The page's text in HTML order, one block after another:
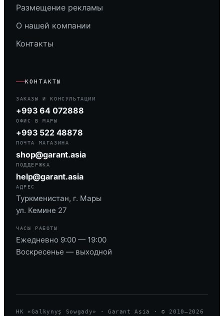
Размещение рекламы
О нашей компании
Контакты
КОНТАКТЫ
ЗАКАЗЫ И КОНСУЛЬТАЦИИ
+993 64 072888
ОФИС В МАРЫ
+993 522 48878
ПОЧТА МАГАЗИНА
shop@garant.asia
ПОДДЕРЖКА
help@garant.asia
АДРЕС
Туркменистан, г. Мары
ул. Кемине 27
ЧАСЫ РАБОТЫ
Ежедневно 9:00 — 19:00
Воскресенье — выходной
HK «Galkynyş Sowgady» · Garant Asia · © 2010—2026